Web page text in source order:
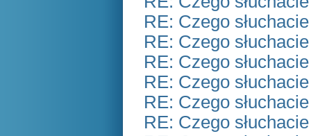
RE: Czego
RE: Czego
RE: Czego
RE: Czego
RE: Czego
RE: Czego